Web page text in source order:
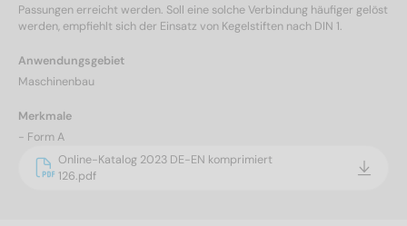
Passungen erreicht werden. Soll eine solche Verbindung häufiger gelöst
werden, empfiehlt sich der Einsatz von Kegelstiften nach DIN 1.
Anwendungsgebiet
Maschinenbau
Merkmale
- Form A
Online-Katalog 2023 DE-EN komprimiert
126.pdf